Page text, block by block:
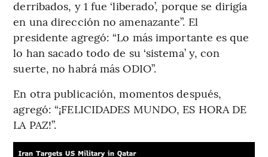
derribados, y 1 fue ‘liberado’, porque se dirigía
en una dirección no amenazante”. El
presidente agregó: “Lo más importante es que
lo han sacado todo de su ‘sistema’ y, con
suerte, no habrá más ODIO”.
En otra publicación, momentos después,
agregó: “¡FELICIDADES MUNDO, ES HORA DE
LA PAZ!”.